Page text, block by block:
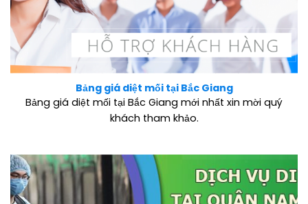
Bảng giá diệt mối tại Bắc Giang
Bảng giá diệt mối tại Bắc Giang mới nhất xin mời quý
khách tham khảo.